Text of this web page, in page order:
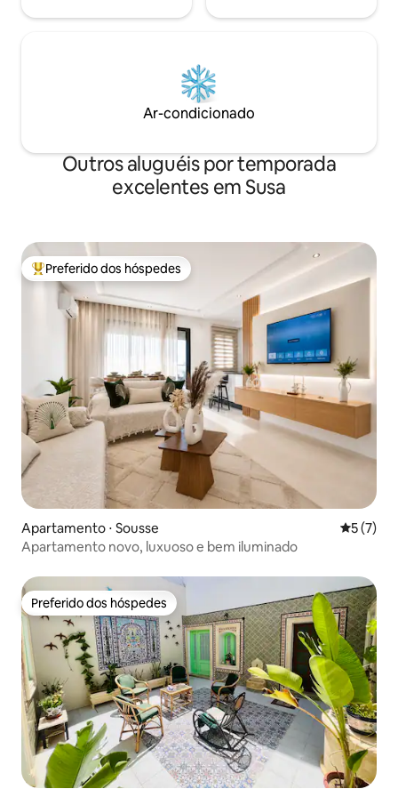
Ar-condicionado
Outros aluguéis por temporada
excelentes em Susa
Entre os melhores preferidos dos hóspedes
Preferido dos hóspedes
Apartamento ⋅ Sousse 5 de
5 (7)
Apartamento novo, luxuoso e bem iluminado
Preferido dos hóspedes
Preferido dos hóspedes